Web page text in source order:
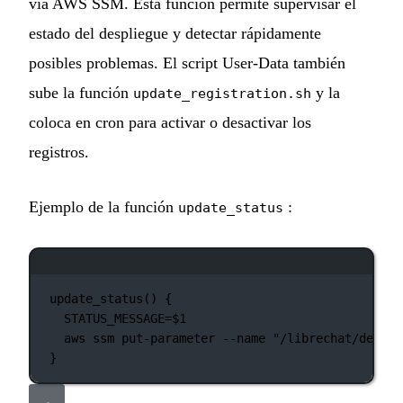
vía AWS SSM. Esta función permite supervisar el
estado del despliegue y detectar rápidamente
posibles problemas. El script User-Data también
sube la función update_registration.sh y la
coloca en cron para activar o desactivar los
registros.
Ejemplo de la función update_status :
update_status () {
STATUS_MESSAGE=$1
aws
ssm put-parameter --name
"/librechat/
}